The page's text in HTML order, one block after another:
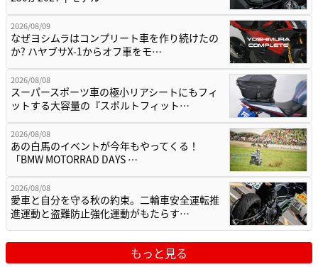
2026/08/09
なぜヨシムラはコンプリート車を作り続けたの
か? ハヤブサX-1からオフ車をモ…
2026/08/08
スーパースポーツ車の極小リアシートにもフィ
ットする大容量の『スポルトフィット…
2026/08/08
あの白馬のイベントが今年もやってくる！
「BMW MOTORRAD DAYS …
2026/08/08
愛車と自分を守る秋の約束。二輪車安全運転推
進運動と盗難防止強化運動がもたらす…
もっと見る